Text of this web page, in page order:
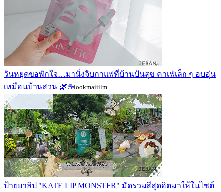
วันหยุดขอพักใจ…มานั่งจิบกาแฟที่บ้านปันสุข คาเฟ่เล็ก ๆ อบอุ่น
เหมือนบ้านสวน 🌿☕lookmaiiilm
ป้ายยาลิป "KATE LIP MONSTER" มัดรวมสีสุดฮิตมาให้ในไซต์